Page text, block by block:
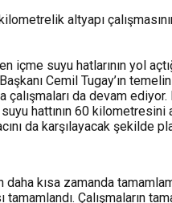
altyapı
içme suyu hatlarının yol
Cemil Tugay’ın
çalışmaları da devam
hattının 60 kilometresini
da karşılayacak şekilde
kısa zamanda
Çalışmaların